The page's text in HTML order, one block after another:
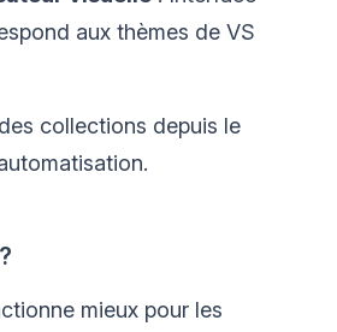
aux thèmes de VS
collections depuis le
mieux pour les